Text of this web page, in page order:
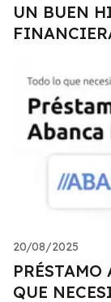
UN BUEN
20/08/2025
QUE